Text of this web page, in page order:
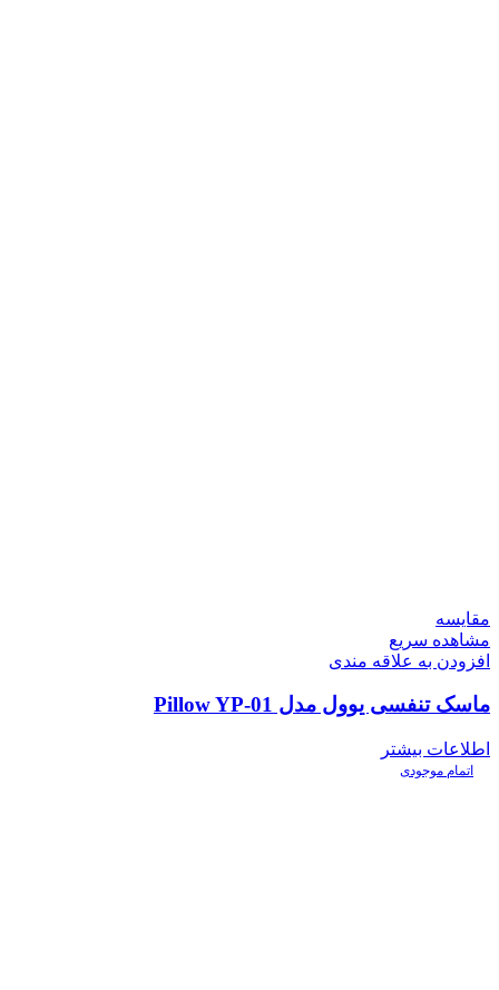
مقایسه
مشاهده سریع
افزودن به علاقه مندی
ماسک تنفسی یوول مدل Pillow YP-01
اطلاعات بیشتر
اتمام موجودی